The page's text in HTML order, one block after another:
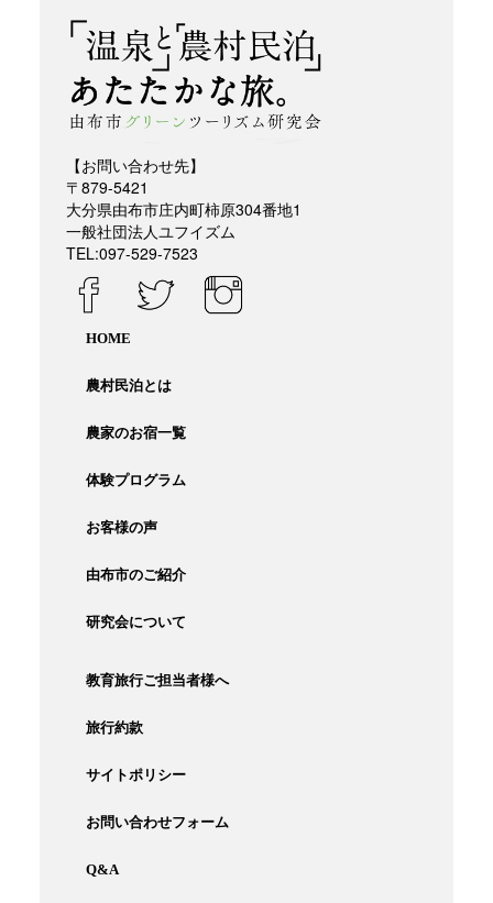
【お問い合わせ先】
〒879-5421
大分県由布市庄内町柿原304番地1
一般社団法人ユフイズム
TEL:097-529-7523
HOME
農村民泊とは
農家のお宿一覧
体験プログラム
お客様の声
由布市のご紹介
研究会について
教育旅行ご担当者様へ
旅行約款
サイトポリシー
お問い合わせフォーム
Q&A